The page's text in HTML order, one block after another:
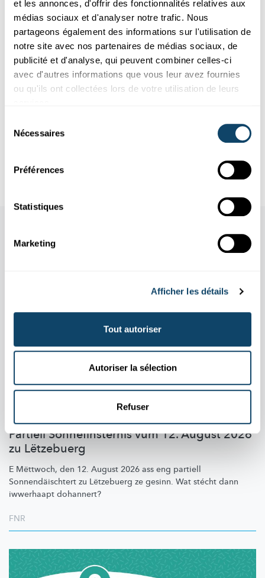
et les annonces, d'offrir des fonctionnalités relatives aux
médias sociaux et d'analyser notre trafic. Nous
partageons également des informations sur l'utilisation de
notre site avec nos partenaires de médias sociaux, de
publicité et d'analyse, qui peuvent combiner celles-ci
avec d'autres informations que vous leur avez fournies
ou qu'ils ont collectées lors de votre utilisation de leurs
Nécessaires
Préférences
Statistiques
Marketing
Afficher les détails
Tout autoriser
Autoriser la sélection
Refuser
Offres pour école et loisirs
PROGRAMMATION ET INTELLIGENCE ARTIFICIELLE
du Luxembourg vise, à travers
Scienteens Lab,
Partiell Sonnefinsternis vum 12. August 2026
zu Lëtzebuerg
E Mëttwoch, den 12. August 2026 ass eng partiell
Sonnendäischtert zu Lëtzebuerg ze gesinn. Wat stécht dann
iwwerhaapt dohannert?
FNR